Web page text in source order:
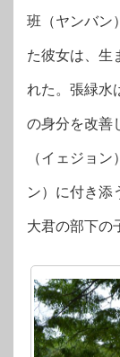
班（ヤンバン
た彼女は、生
れた。張緑水
の身分を改善
（イェジョ
ン）に付き添
大君の部下の